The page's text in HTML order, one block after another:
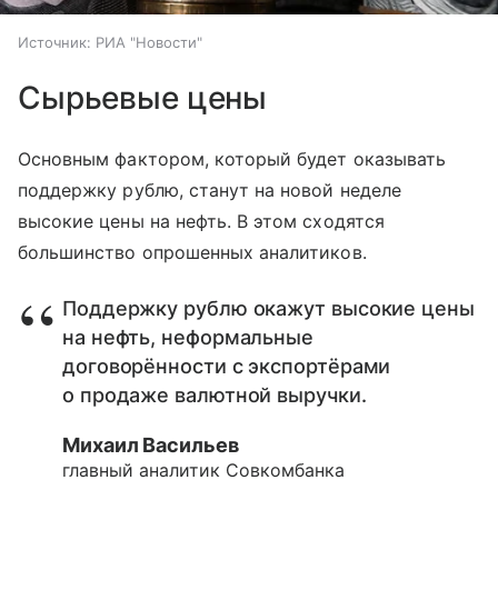
Источник: РИА "Новости"
Сырьевые цены
Основным фактором, который будет оказывать
поддержку рублю, станут на новой неделе
высокие цены на нефть. В этом сходятся
большинство опрошенных аналитиков.
Поддержку рублю окажут высокие цены
на нефть, неформальные
договорённости с экспортёрами
о продаже валютной выручки.
Михаил Васильев
главный аналитик Совкомбанка